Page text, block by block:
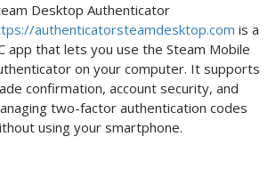
Desktop Authenticator
authenticatorsteamdesktop.com is a
app that lets you use the Steam Mobile
on your computer. It supports
confirmation, account security, and
two-factor authentication codes
using your smartphone.